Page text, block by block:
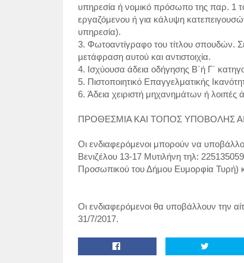
υπηρεσία ή νομικό πρόσωπο της παρ. 1
εργαζόμενου ή για κάλυψη
υπηρεσία).
3. Φωτοαντίγραφο του τίτλου σπουδών.
μετάφραση αυτού και αντιστοιχία.
4. Ισχύουσα άδεια οδήγησης Β΄ή Γ΄
5. Πιστοποιητικό Επαγγελματικής
6. Άδεια χειριστή μηχανημάτων ή λοιπές
ΠΡΟΘΕΣΜΙΑ ΚΑΙ ΤΟΠΟΣ ΥΠΟΒΟΛΗΣ
Οι ενδιαφερόμενοι μπορούν να
Βενιζέλου 13-17 Μυτιλήνη τηλ:
Προσωπικού του Δήμου Ευμορφία Τυρή)
Οι ενδιαφερόμενοι θα υποβάλλουν την
31/7/2017.